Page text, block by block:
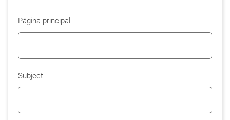
Página principal
Subject